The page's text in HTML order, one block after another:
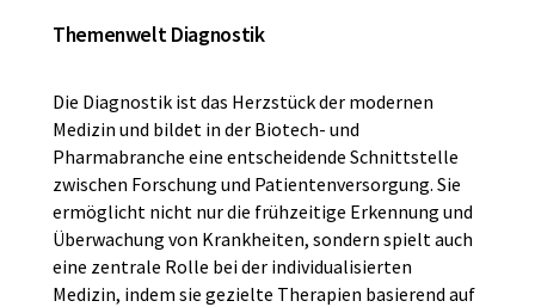
Themenwelt Diagnostik
Die Diagnostik ist das Herzstück der modernen
Medizin und bildet in der Biotech- und
Pharmabranche eine entscheidende Schnittstelle
zwischen Forschung und Patientenversorgung. Sie
ermöglicht nicht nur die frühzeitige Erkennung und
Überwachung von Krankheiten, sondern spielt auch
eine zentrale Rolle bei der individualisierten
Medizin, indem sie gezielte Therapien basierend auf